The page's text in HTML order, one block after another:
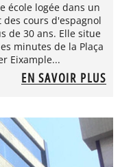
école logée dans un
cours d'espagnol
de 30 ans. Elle situe
minutes de la Plaça
Eixample...
EN SAVOIR PLUS